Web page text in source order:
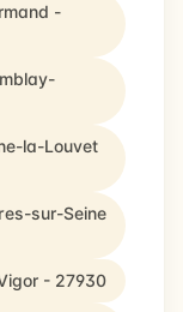
-
la-Louvet
sur-Seine
- 27930